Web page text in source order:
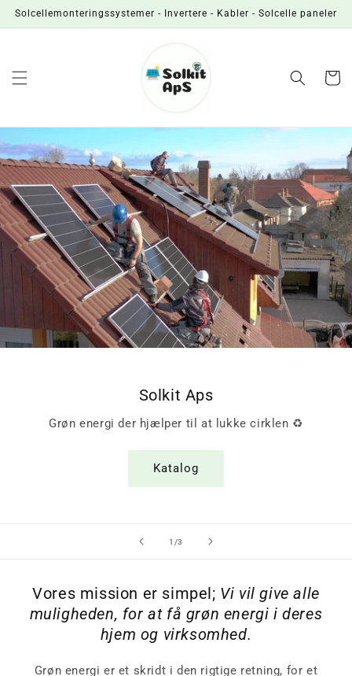
Gå til
Solcellemonteringssystemer - Invertere - Kabler - Solcelle paneler
Solkit Aps
Grøn energi der hjælper til at lukke cirklen ♻️
Katalog
1 /af
3
Vores mission er simpel; Vi vil give alle
muligheden, for at få grøn energi i deres
hjem og virksomhed.
Grøn energi er et skridt i den rigtige retning, for et